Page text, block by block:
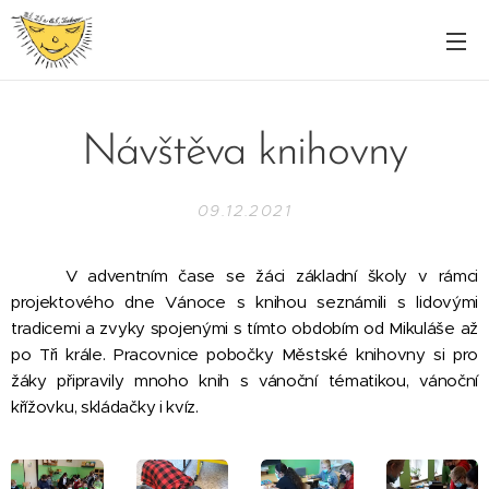
Návštěva knihovny
09.12.2021
V adventním čase se žáci základní školy v rámci
projektového dne Vánoce s knihou seznámili s lidovými
tradicemi a zvyky spojenými s tímto obdobím od Mikuláše až
po Tři krále. Pracovnice pobočky Městské knihovny si pro
žáky připravily mnoho knih s vánoční tématikou, vánoční
křížovku, skládačky i kvíz.